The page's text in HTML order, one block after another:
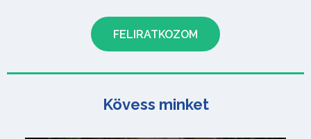
Kövess minket